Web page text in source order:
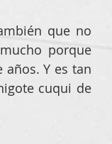
que no
porque
Y es tan
cuqui de